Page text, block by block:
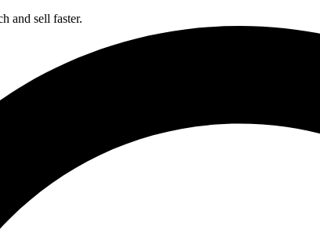
and sell faster.